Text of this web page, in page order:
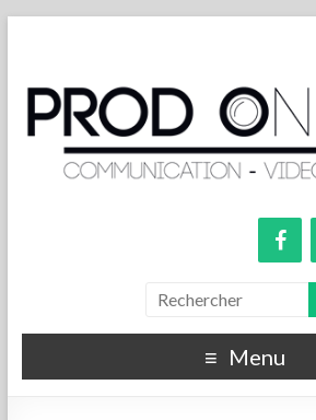
Menu